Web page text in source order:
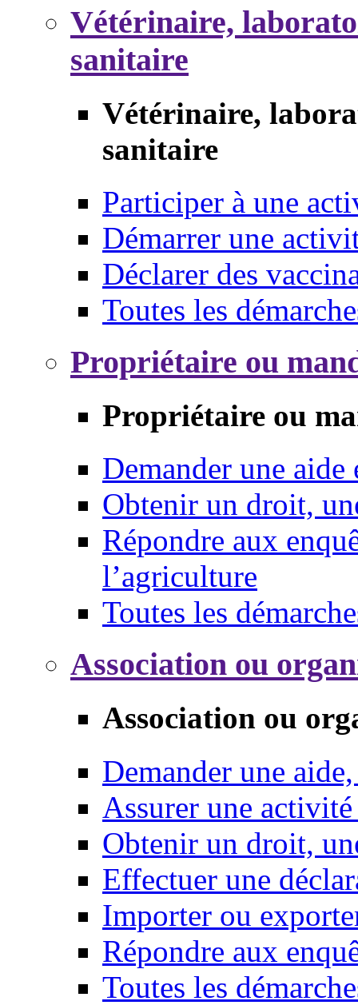
Vétérinaire,
sanitaire
Vétérinaire,
sanitaire
Participer à une
Démarrer une
Déclarer des
Toutes les
Propriétaire ou
Propriétaire ou
Demander une aide
Obtenir un droit,
Répondre aux
l’agriculture
Toutes les
Association ou
Association ou
Demander une
Assurer une
Obtenir un droit,
Effectuer une
Importer ou
Répondre aux
Toutes les